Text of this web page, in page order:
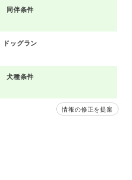
同伴条件
ドッグラン
犬種条件
情報の修正を提案